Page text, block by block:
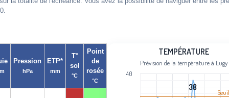
Pression
hPa
ETP*
mm
T°
sol
°C
Point
de
rosée
°C
Line chart with 101 data points.
Prévision de la température à Lugy
View as data table, Température
TEMPÉRATURE
Prévision de la température à Lugy
38
38
40